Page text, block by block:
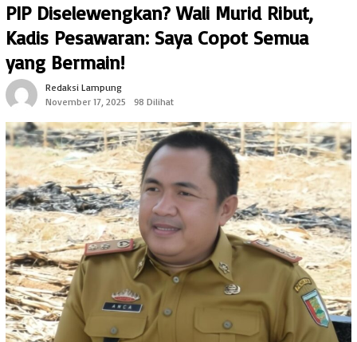
PIP Diselewengkan? Wali Murid Ribut,
Kadis Pesawaran: Saya Copot Semua
yang Bermain!
Redaksi Lampung
November 17, 2025
98 Dilihat